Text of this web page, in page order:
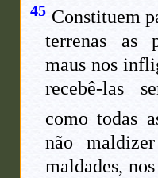
45 Constituem
terrenas as
maus nos
recebê-las
como todas
não
maldades,